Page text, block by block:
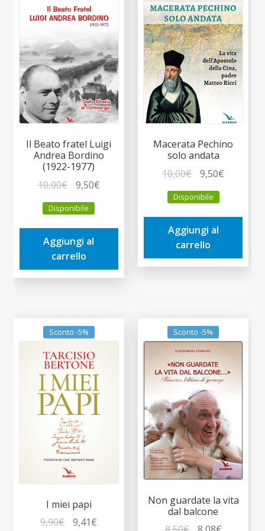
Il Beato fratel Luigi
Andrea Bordino
(1922-1977)
10,00€
prezzo
originale
era:
10,00€.
9,50€Il
è:
Disponibile
Aggiungi al
carrello
Macerata Pechino
solo andata
10,00€
prezzo
originale
era:
10,00€.
9,50€
è:
Disponibile
Aggiungi al
carrello
Sconto -5%
I miei papi
9,90€ 9,41€
Sconto -5%
Non guardate la vita
dal balcone